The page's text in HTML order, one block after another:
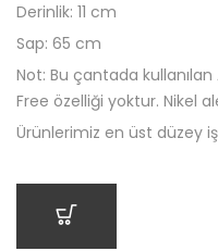
Derinlik: 11 cm
Sap: 65 cm
Not: Bu çantada
Free özelliği yoktur. Nikel
Ürünlerimiz en üst düzey